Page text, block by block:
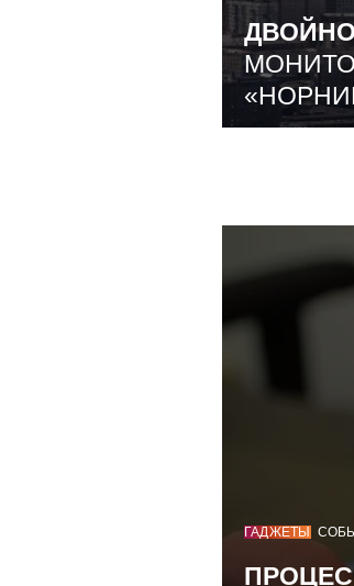
ГАДЖЕТЫ